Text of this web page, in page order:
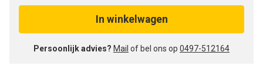
In winkelwagen
Persoonlijk advies? Mail of bel ons op 0497-512164